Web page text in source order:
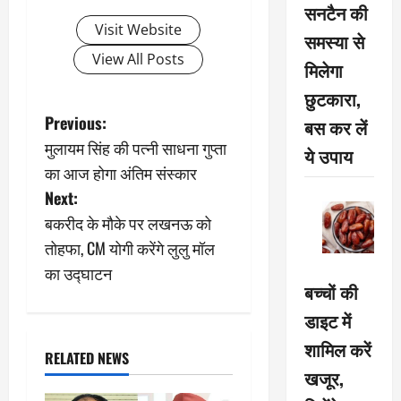
Visit Website
View All Posts
P
o
s
t
n
v
i
Previous:
मुलायम सिंह की पत्नी साधना गुप्ता
का आज होगा अंतिम संस्कार
Next:
बकरीद के मौके पर लखनऊ को
तोहफा, CM योगी करेंगे लुलु मॉल
का उद्घाटन
RELATED NEWS
सनटैन की
समस्या से
मिलेगा
छुटकारा,
बस कर लें
ये उपाय
बच्चों की
डाइट में
शामिल करें
खजूर,